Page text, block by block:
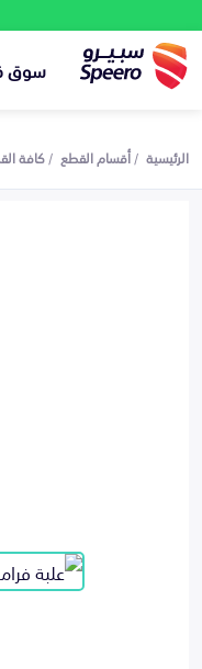
سوق
الرئيسية أقسام القطع كافة